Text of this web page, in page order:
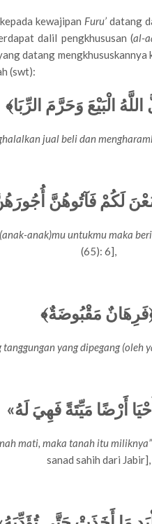
kewajipan Furu’datang
dalil pengkhususan (al-
datang mengkhususkannya
(swt):
الْبَيْعَ وَحَرَّمَ الرِّبَا﴾
jual beli dan
لَكُمْ فَآتُوهُنَّ
anak)mu untukmu maka
(65): 6],
مَقْبُوضَةٌ﴾
yang dipegang (oleh
أَرْضًا مَيِّتَةً فَهِيَ لَهُ»
mati, maka tanah itu miliknya”
sanad sahih dari Jabir],